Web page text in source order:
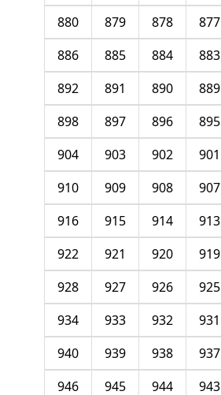
877
878
879
880
883
884
885
886
889
890
891
892
895
896
897
898
901
902
903
904
907
908
909
910
913
914
915
916
919
920
921
922
925
926
927
928
931
932
933
934
937
938
939
940
943
944
945
946